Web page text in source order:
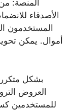
المنصة:
الأصدقاء
المستخدمون
أموال. يمكن
العروض
للمستخدمين